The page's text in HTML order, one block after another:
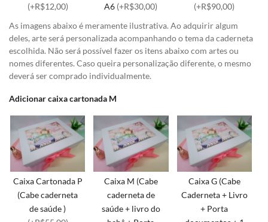
(+R$12,00)
A6 (+R$30,00)
(+R$90,00)
As imagens abaixo é meramente ilustrativa. Ao adquirir algum
deles, arte será personalizada acompanhando o tema da caderneta
escolhida. Não será possível fazer os itens abaixo com artes ou
nomes diferentes. Caso queira personalização diferente, o mesmo
deverá ser comprado individualmente.
Adicionar caixa cartonada M
Caixa Cartonada P
(Cabe caderneta
de saúde )
Caixa M (Cabe
caderneta de
saúde + livro do
Caixa G (Cabe
Caderneta + Livro
+ Porta